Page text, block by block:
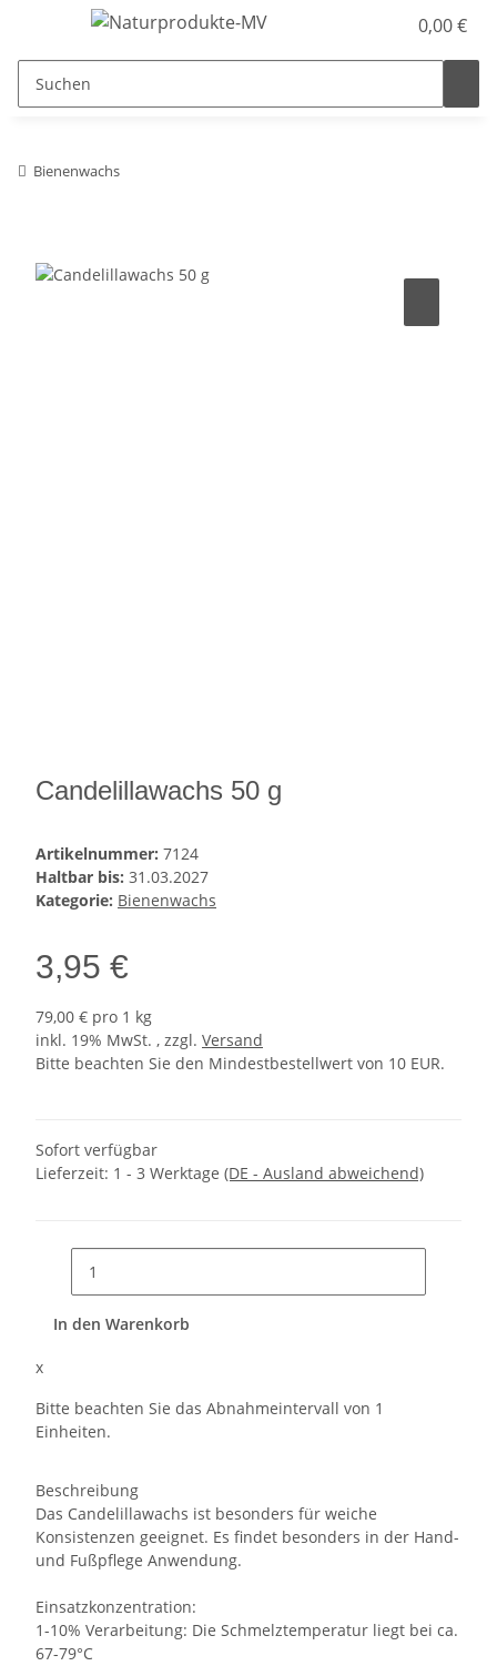
0,00 €
Bienenwachs
Candelillawachs 50 g
Artikelnummer: 7124
Haltbar bis: 31.03.2027
Kategorie: Bienenwachs
3,95 €
79,00 € pro 1 kg
inkl. 19% MwSt. , zzgl. Versand
Bitte beachten Sie den Mindestbestellwert von 10 EUR.
Sofort verfügbar
Lieferzeit: 1 - 3 Werktage (DE - Ausland abweichend)
In den Warenkorb
x
Bitte beachten Sie das Abnahmeintervall von 1
Einheiten.
Beschreibung
Das Candelillawachs ist besonders für weiche
Konsistenzen geeignet. Es findet besonders in der Hand-
und Fußpflege Anwendung.
Einsatzkonzentration:
1-10% Verarbeitung: Die Schmelztemperatur liegt bei ca.
67-79°C